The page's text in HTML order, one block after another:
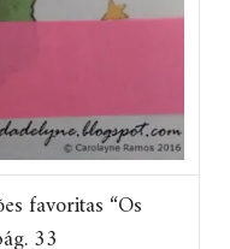
favoritas “Os
33